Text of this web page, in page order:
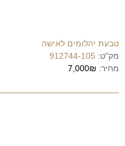
טבעת יהלומים לאישה
מק"ט: 912744-105
מחיר: 7,000₪